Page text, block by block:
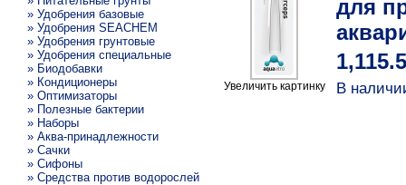
» Удобрения базовые
» Удобрения SEACHEM
» Удобрения грунтовые
» Удобрения специальные
» Биодобавки
» Кондиционеры
» Оптимизаторы
» Полезные бактерии
» Наборы
» Аква-принадлежности
» Сачки
» Сифоны
» Средства против водорослей
Увеличить картинку
для
В